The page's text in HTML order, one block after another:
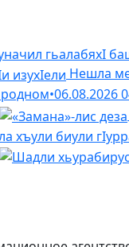
Нешла
•06.08.2026